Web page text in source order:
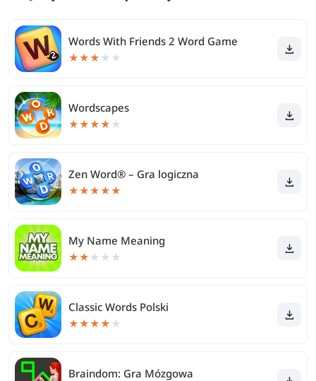
Words With Friends 2 Word Game
★★★ ★ ★
Wordscapes
★★★★ ★
Zen Word® – Gra logiczna
★★★★★
My Name Meaning
★★ ★ ★ ★
Classic Words Polski
★★★★ ★
Braindom: Gra Mózgowa